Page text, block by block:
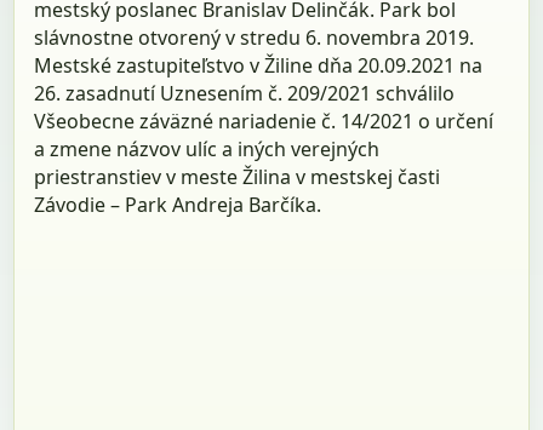
mest­ský poslanec Branislav Delinčák. Park bol
slávnostne otvorený v stredu 6. novembra 2019.
Mestské zastupiteľstvo v Žiline dňa 20.09.2021 na
26. zasadnutí Uznesením č. 209/2021 schválilo
Všeobecne záväzné nariadenie č. 14/2021 o určení
a zmene názvov ulíc a iných verejných
priestranstiev v meste Žilina v mestskej časti
Závodie – Park Andreja Barčíka.